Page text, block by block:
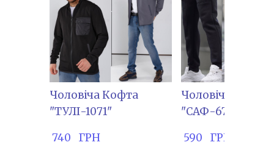
Чоловіча Кофта
"ТУЛІ-1071"
740   ГРН
Чоловічі штани
"САФ-672"
590   ГРН